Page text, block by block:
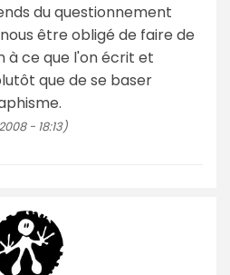
du questionnement
être obligé de faire de
à ce que l'on écrit et
que de se baser
- 18:13)